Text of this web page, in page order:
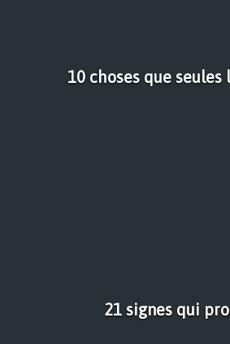
10 choses que
21 signes qui